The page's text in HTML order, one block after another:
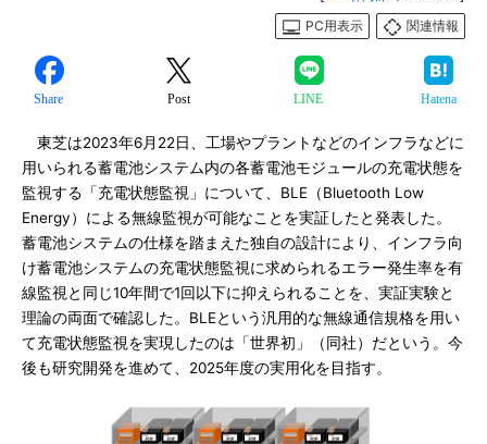
PC用表示
関連情報
Share Post LINE Hatena
東芝は2023年6月22日、工場やプラントなどのインフラなどに
用いられる蓄電池システム内の各蓄電池モジュールの充電状態を
監視する「充電状態監視」について、BLE（Bluetooth Low
Energy）による無線監視が可能なことを実証したと発表した。
蓄電池システムの仕様を踏まえた独自の設計により、インフラ向
け蓄電池システムの充電状態監視に求められるエラー発生率を有
線監視と同じ10年間で1回以下に抑えられることを、実証実験と
理論の両面で確認した。BLEという汎用的な無線通信規格を用い
て充電状態監視を実現したのは「世界初」（同社）だという。今
後も研究開発を進めて、2025年度の実用化を目指す。